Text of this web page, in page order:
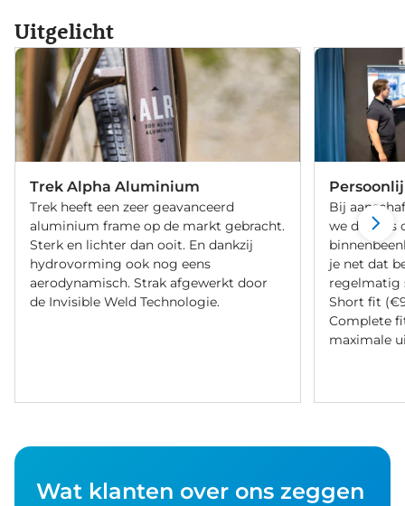
Uitgelicht
Trek Alpha Aluminium
Trek heeft een zeer geavanceerd
aluminium frame op de markt gebracht.
Sterk en lichter dan ooit. En dankzij
hydrovorming ook nog eens
aerodynamisch. Strak afgewerkt door
de Invisible Weld Technologie.
Bij
we de fiets
je net dat
regelmatig
Short fit
Complete
maximale
Wat klanten over ons zeggen